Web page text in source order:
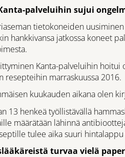
palveluihin sujui
tietokoneiden
hankkivansa jatkossa koneet
Kanta-palveluihin
resepteihin marraskuussa 2016.
kuukauden aikana olen
13 henkeä työllistävällä
määrätään lähinnä
tulee aika suuri
turvaa vielä